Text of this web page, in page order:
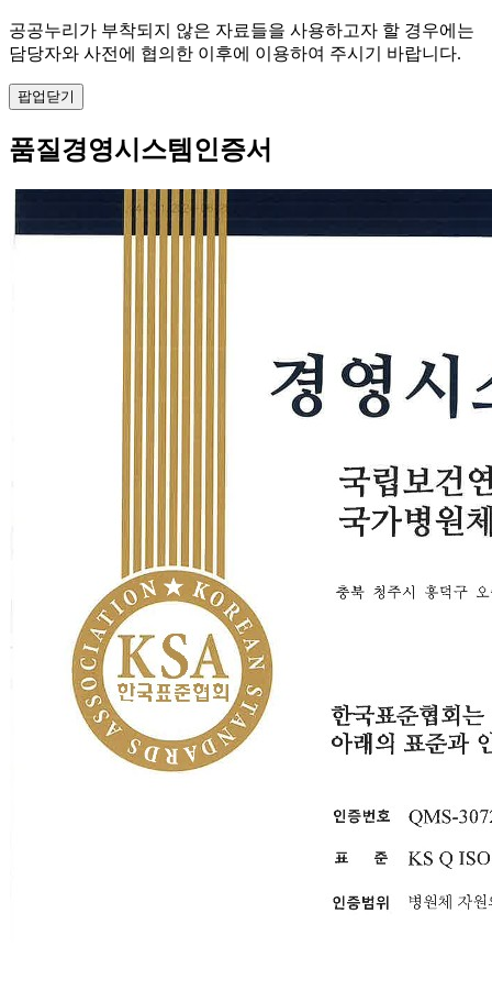
공공누리가 부착되지 않은 자료들을 사용하고자 할 경우에는
담당자와 사전에 협의한 이후에 이용하여 주시기 바랍니다.
팝업닫기
품질경영시스템인증서